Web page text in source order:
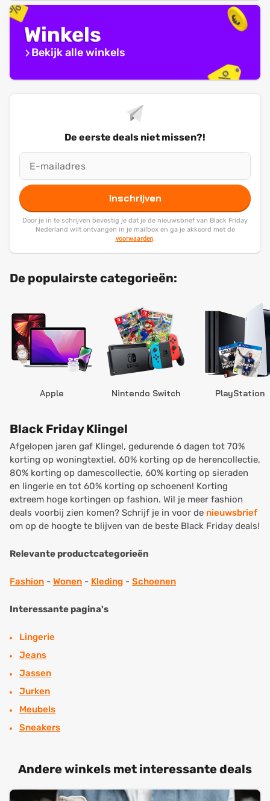
Winkels
Bekijk alle winkels
De eerste deals niet missen?!
Inschrijven
Door je in te schrijven bevestig je dat je de nieuwsbrief van Black Friday
Nederland wilt ontvangen in je mailbox en ga je akkoord met de
voorwaarden.
De populairste categorieën:
Apple Nintendo Switch PlayStation
Black Friday Klingel
Afgelopen jaren gaf Klingel, gedurende 6 dagen tot 70%
korting op woningtextiel, 60% korting op de herencollectie,
80% korting op damescollectie, 60% korting op sieraden
en lingerie en tot 60% korting op schoenen! Korting
extreem hoge kortingen op fashion. Wil je meer fashion
deals voorbij zien komen? Schrijf je in voor de nieuwsbrief
om op de hoogte te blijven van de beste Black Friday deals!
Relevante productcategorieën
Fashion - Wonen - Kleding - Schoenen
Interessante pagina's
Lingerie
Jeans
Jassen
Jurken
Meubels
Sneakers
Andere winkels met interessante deals